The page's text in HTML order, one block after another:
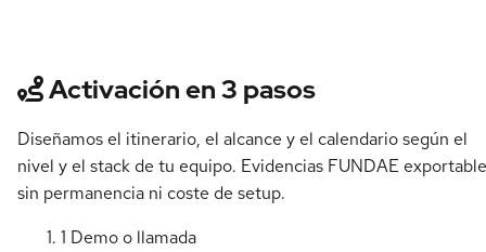
Activación en 3 pasos
Diseñamos el itinerario, el alcance y el calendario según el
nivel y el stack de tu equipo. Evidencias FUNDAE
sin permanencia ni coste de setup.
1 Demo o llamada